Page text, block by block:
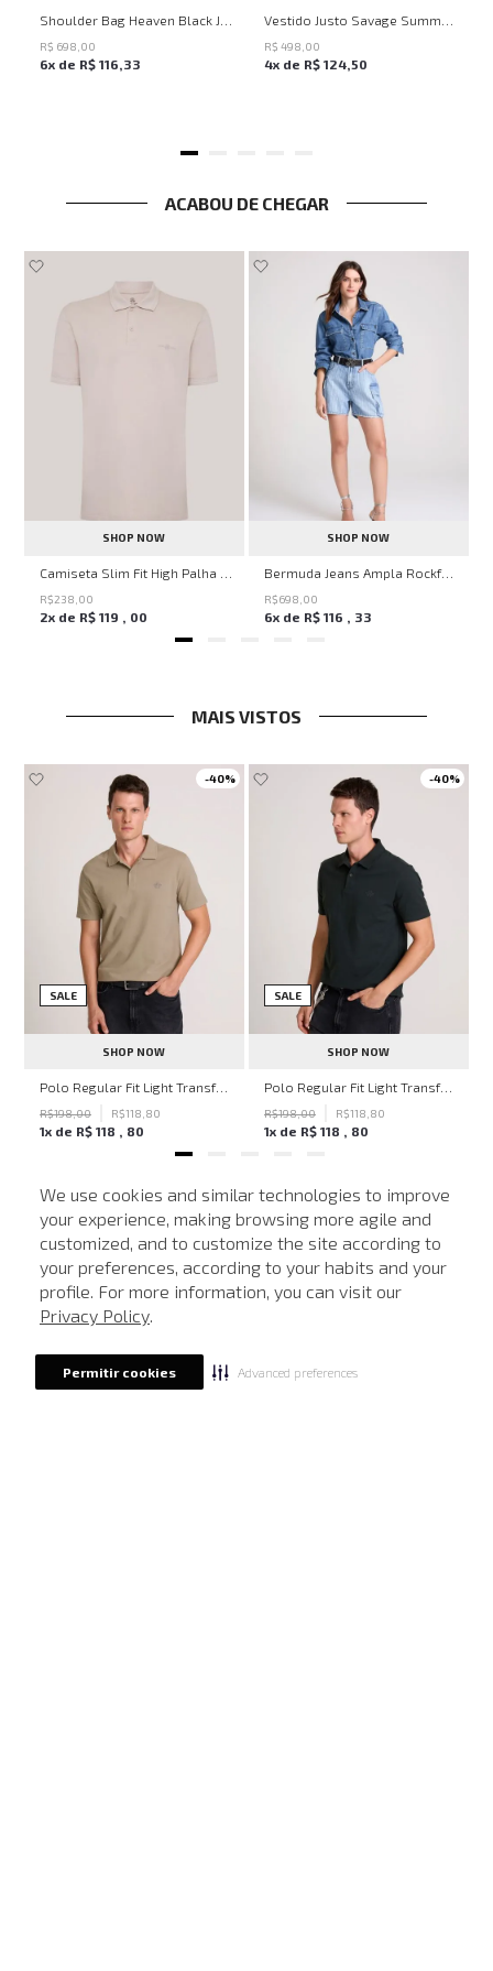
We use cookies and similar technologies to improve
your experience, making browsing more agile and
customized, and to customize the site according to
your preferences, according to your habits and your
profile. For more information, you can visit our
Privacy Policy.
Permitir cookies Advanced preferences
UN
R$ 698 00
6x de R$ 116 33
PP P M G
R$ 498 00
4x de R$ 124 50
ACABOU DE CHEGAR
SHOP NOW
R$238 00
2x de R$ 119 , 00
SHOP NOW
Bermuda Jeans Ampla Rockford John John Feminina
R$698 00
6x de R$ 116 , 33
MAIS VISTOS
-40%
SALE
SHOP NOW
Polo Regular Fit Light Transfer Bege Médio John John Masculina
R$198,00 R$118 80
1x de R$ 118 80
-40%
SALE
SHOP NOW
Polo Regular Fit Light Transfer Verde Escuro John John Masculina
R$198,00 R$118 80
1x de R$ 118 80
NEWSLETTER
Cadastre seu e-mail para receber nossas novidades.
Eu li, estou ciente das condições de tratamento dos meus dados pessoais e forneço